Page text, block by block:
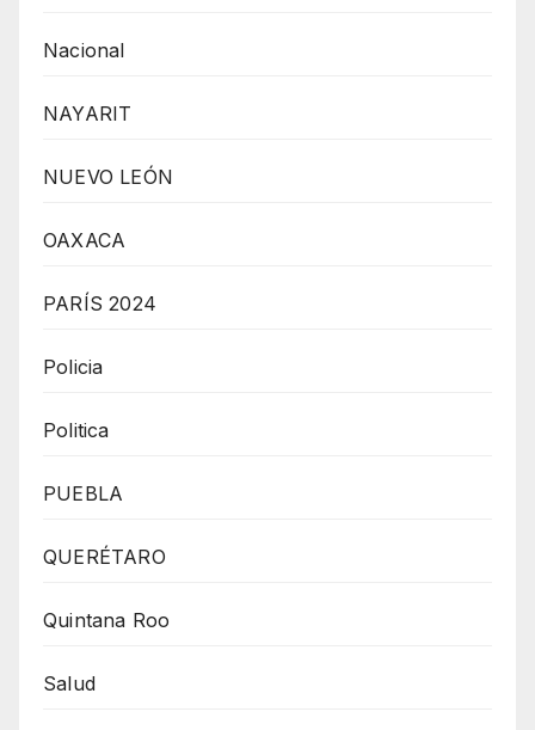
Nacional
NAYARIT
NUEVO LEÓN
OAXACA
PARÍS 2024
Policia
Politica
PUEBLA
QUERÉTARO
Quintana Roo
Salud